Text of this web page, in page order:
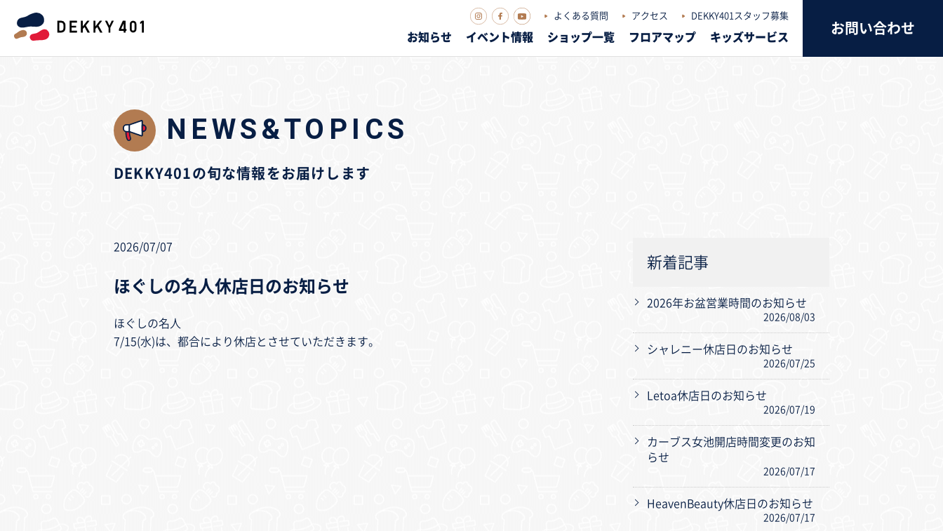
よくある質問 アクセス DEKKY401スタッフ募集
お知らせ イベント情報 ショップ一覧 フロアマップ キッズサービス
お問い合わせ
NEWS&TOPICS
DEKKY401の旬な情報をお届けします
2026/07/07
ほぐしの名人休店日のお知らせ
ほぐしの名人
7/15(水)は、都合により休店とさせていただきます。
新着記事
2026年お盆営業時間のお知らせ
2026/08/03
シャレニー休店日のお知らせ
2026/07/25
Letoa休店日のお知らせ
2026/07/19
カーブス女池開店時間変更のお知
らせ
2026/07/17
HeavenBeauty休店日のお知らせ
2026/07/17